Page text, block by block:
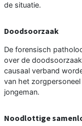
de situatie.
Doodsoorzaak
De forensisch
over de
causaal verband
van het
jongeman.
Noodlottige